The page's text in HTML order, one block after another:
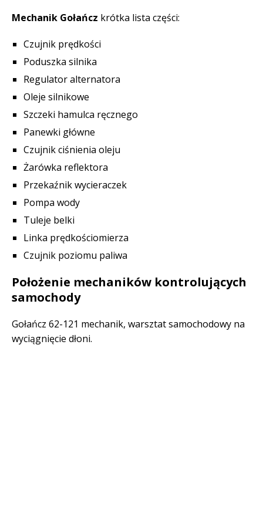
Mechanik Gołańcz krótka lista części:
Czujnik prędkości
Poduszka silnika
Regulator alternatora
Oleje silnikowe
Szczeki hamulca ręcznego
Panewki główne
Czujnik ciśnienia oleju
Żarówka reflektora
Przekaźnik wycieraczek
Pompa wody
Tuleje belki
Linka prędkościomierza
Czujnik poziomu paliwa
Położenie mechaników kontrolujących
samochody
Gołańcz 62-121 mechanik, warsztat samochodowy na
wyciągnięcie dłoni.